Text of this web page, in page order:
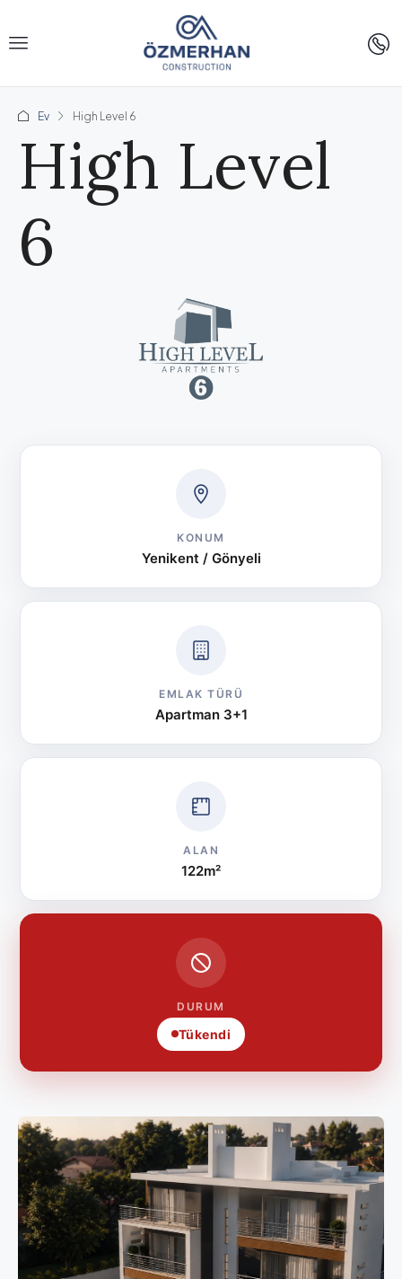
Ev High Level 6
High Level
6
KONUM
Yenikent / Gönyeli
EMLAK TÜRÜ
Apartman 3+1
ALAN
122m²
DURUM
Tükendi